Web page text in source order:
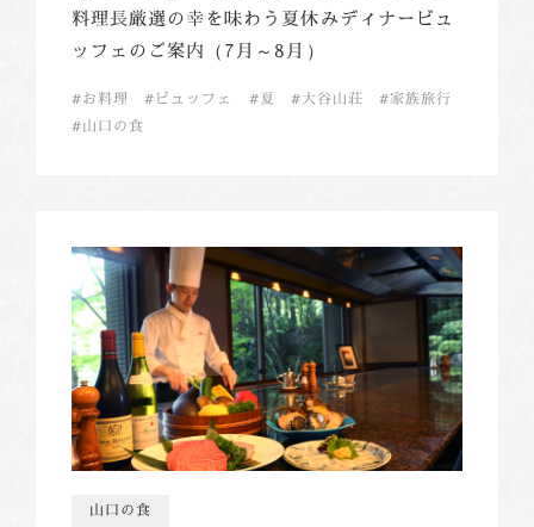
料理長厳選の幸を味わう夏休みディナービュ
ッフェのご案内（7月～8月）
お料理 ビュッフェ 夏 大谷山荘
家族旅行
山口の食
山口の食